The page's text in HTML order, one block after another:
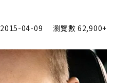
2015-04-09 瀏覽數62,900+